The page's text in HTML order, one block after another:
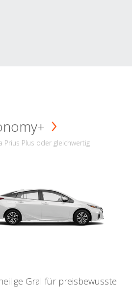
Prius Plus oder gleichwertig
Gral für preisbewusste